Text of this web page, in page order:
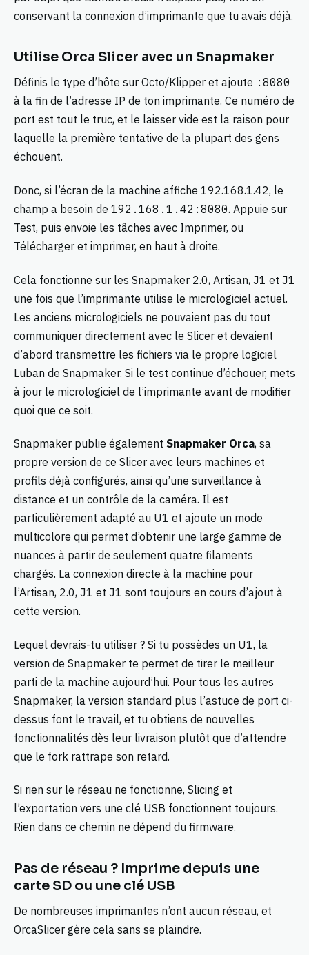
conservant la connexion d’imprimante que tu avais déjà.
Utilise Orca Slicer avec un Snapmaker
Définis le type d’hôte sur Octo/Klipper et ajoute :8080
à la fin de l’adresse IP de ton imprimante. Ce numéro de
port est tout le truc, et le laisser vide est la raison pour
laquelle la première tentative de la plupart des gens
échouent.
Donc, si l’écran de la machine affiche 192.168.1.42, le
champ a besoin de 192.168.1.42:8080. Appuie sur
Test, puis envoie les tâches avec Imprimer, ou
Télécharger et imprimer, en haut à droite.
Cela fonctionne sur les Snapmaker 2.0, Artisan, J1 et J1
une fois que l’imprimante utilise le micrologiciel actuel.
Les anciens micrologiciels ne pouvaient pas du tout
communiquer directement avec le Slicer et devaient
d’abord transmettre les fichiers via le propre logiciel
Luban de Snapmaker. Si le test continue d’échouer, mets
à jour le micrologiciel de l’imprimante avant de modifier
quoi que ce soit.
Snapmaker publie également Snapmaker Orca, sa
propre version de ce Slicer avec leurs machines et
profils déjà configurés, ainsi qu’une surveillance à
distance et un contrôle de la caméra. Il est
particulièrement adapté au U1 et ajoute un mode
multicolore qui permet d’obtenir une large gamme de
nuances à partir de seulement quatre filaments
chargés. La connexion directe à la machine pour
l’Artisan, 2.0, J1 et J1 sont toujours en cours d’ajout à
cette version.
Lequel devrais-tu utiliser ? Si tu possèdes un U1, la
version de Snapmaker te permet de tirer le meilleur
parti de la machine aujourd’hui. Pour tous les autres
Snapmaker, la version standard plus l’astuce de port ci-
dessus font le travail, et tu obtiens de nouvelles
fonctionnalités dès leur livraison plutôt que d’attendre
que le fork rattrape son retard.
Si rien sur le réseau ne fonctionne, Slicing et
l’exportation vers une clé USB fonctionnent toujours.
Rien dans ce chemin ne dépend du firmware.
Pas de réseau ? Imprime depuis une
carte SD ou une clé USB
De nombreuses imprimantes n’ont aucun réseau, et
OrcaSlicer gère cela sans se plaindre.